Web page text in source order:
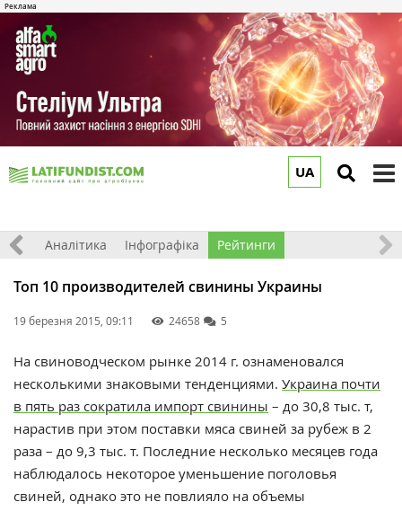
UA
Аналітика Інфографіка Рейтинги
Топ 10 производителей свинины Украины
19 березня 2015, 09:11 24658 5
На свиноводческом рынке 2014 г. ознаменовался
несколькими знаковыми тенденциями. Украина почти
в пять раз сократила импорт свинины – до 30,8 тыс. т,
нарастив при этом поставки мяса свиней за рубеж в 2
раза – до 9,3 тыс. т. Последние несколько месяцев года
наблюдалось некоторое уменьшение поголовья
свиней, однако это не повлияло на объемы